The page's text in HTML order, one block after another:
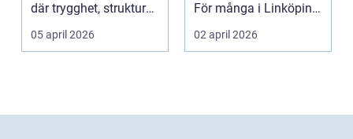
där trygghet, struktur
och professione...
05 april 2026
För många i Linköping
har regelbunden ma...
02 april 2026